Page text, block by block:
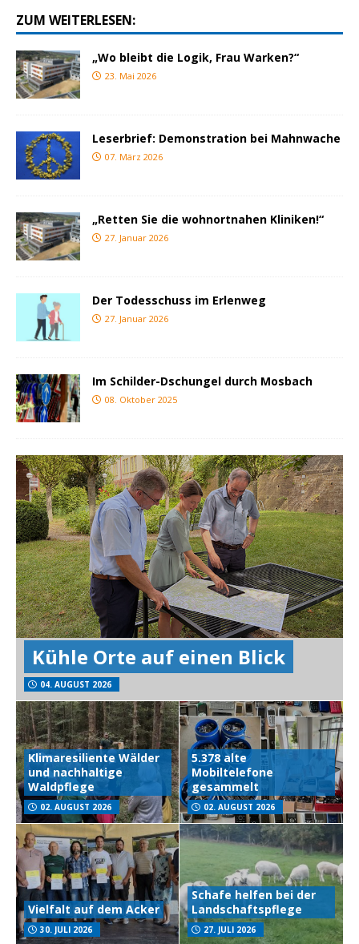
ZUM WEITERLESEN:
„Wo bleibt die Logik, Frau Warken?“
23. Mai 2026
Leserbrief: Demonstration bei Mahnwache
07. März 2026
„Retten Sie die wohnortnahen Kliniken!“
27. Januar 2026
Der Todesschuss im Erlenweg
27. Januar 2026
Im Schilder-Dschungel durch Mosbach
08. Oktober 2025
Kühle Orte auf einen Blick
04. AUGUST 2026
Klimaresiliente Wälder
und nachhaltige
Waldpflege
02. AUGUST 2026
5.378 alte
Mobiltelefone
gesammelt
02. AUGUST 2026
Vielfalt auf dem Acker
30. JULI 2026
Schafe helfen bei der
Landschaftspflege
27. JULI 2026